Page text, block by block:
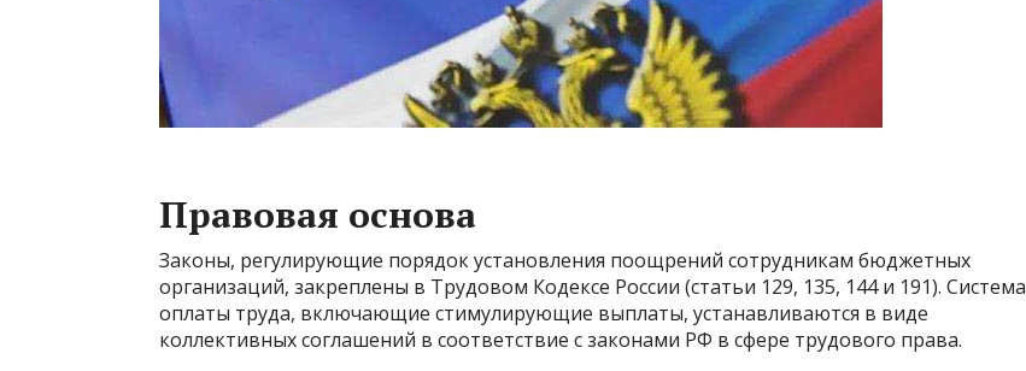
Правовая основа
Законы, регулирующие порядок установления поощрений сотрудникам бюджетных
организаций, закреплены в Трудовом Кодексе России (статьи 129, 135, 144 и 191). Система
оплаты труда, включающие стимулирующие выплаты, устанавливаются в виде
коллективных соглашений в соответствие с законами РФ в сфере трудового права.